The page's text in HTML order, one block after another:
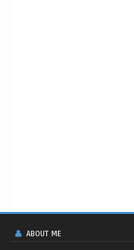
ABOUT ME